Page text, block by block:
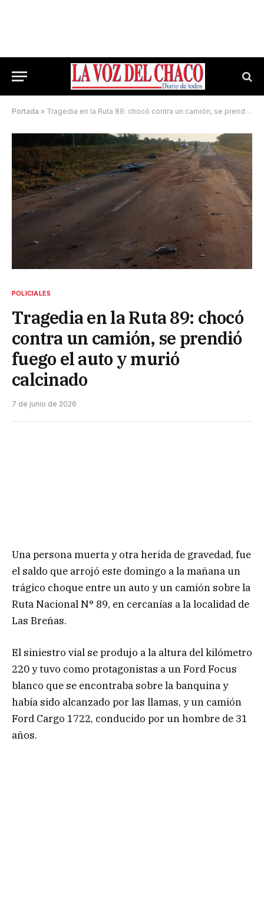
Portada » Tragedia en la Ruta 89: chocó contra un camión, se prendió fuego el auto y murió calcinado
POLICIALES
Tragedia en la Ruta 89: chocó
contra un camión, se prendió
fuego el auto y murió
calcinado
7 de junio de 2026
Una persona muerta y otra herida de gravedad, fue
el saldo que arrojó este domingo a la mañana un
trágico choque entre un auto y un camión sobre la
Ruta Nacional N° 89, en cercanías a la localidad de
Las Breñas.
El siniestro vial se produjo a la altura del kilómetro
220 y tuvo como protagonistas a un Ford Focus
blanco que se encontraba sobre la banquina y
había sido alcanzado por las llamas, y un camión
Ford Cargo 1722, conducido por un hombre de 31
años.